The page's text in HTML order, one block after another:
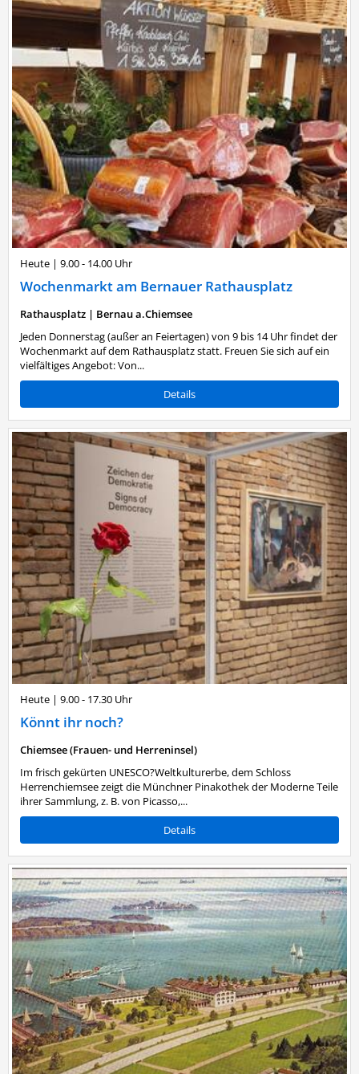
Heute | 9.00 - 14.00 Uhr
Wochenmarkt am Bernauer Rathausplatz
Rathausplatz | Bernau a.Chiemsee
Jeden Donnerstag (außer an Feiertagen) von 9 bis 14 Uhr findet der
Wochenmarkt auf dem Rathausplatz statt. Freuen Sie sich auf ein
vielfältiges Angebot: Von...
Details
Heute | 9.00 - 17.30 Uhr
Könnt ihr noch?
Chiemsee (Frauen- und Herreninsel)
Im frisch gekürten UNESCO?Weltkulturerbe, dem Schloss
Herrenchiemsee zeigt die Münchner Pinakothek der Moderne Teile
ihrer Sammlung, z. B. von Picasso,...
Details